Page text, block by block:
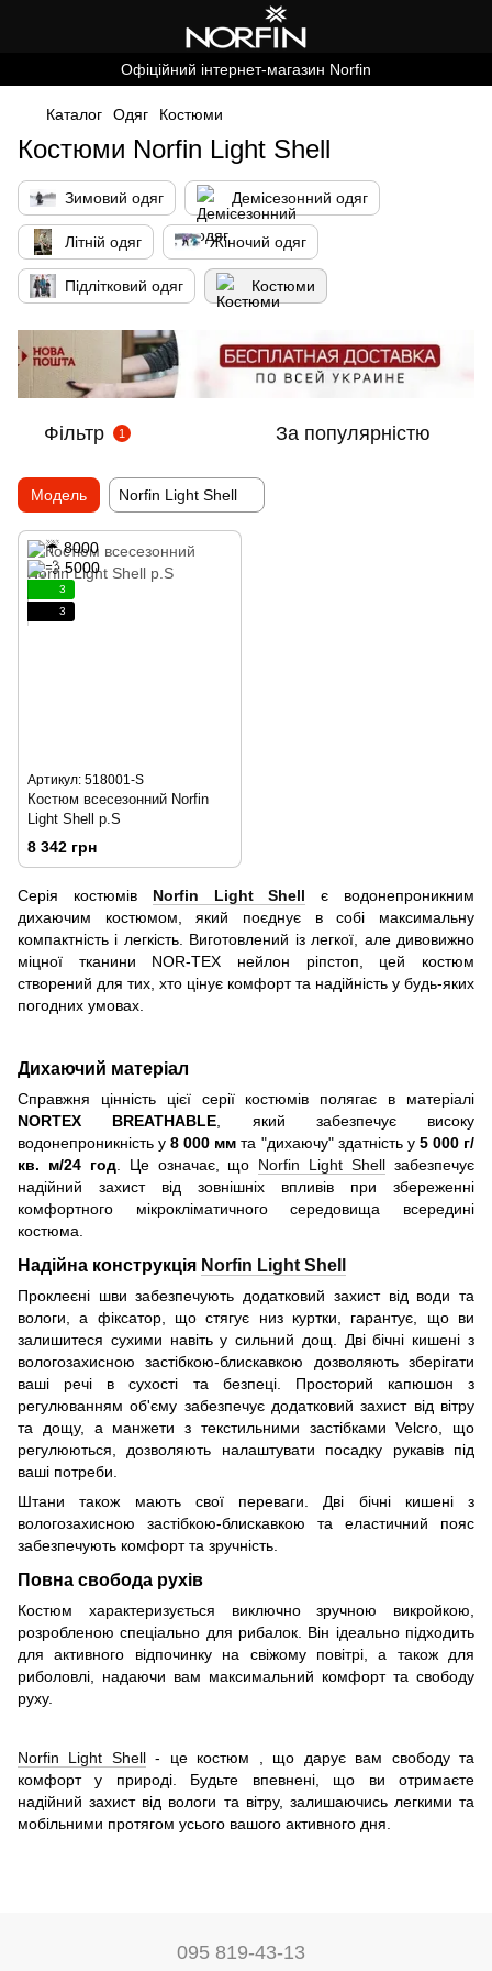
Офіційний інтернет-магазин Norfin
Каталог Одяг Костюми
Костюми Norfin Light Shell
Зимовий одяг Демісезонний одяг
Літній одяг Жіночий одяг
Підлітковий одяг Костюми
Фільтр 1 За популярністю
Модель Norfin Light Shell
3
3
Артикул: 518001-S
Костюм всесезонний Norfin
Light Shell р.S
8 342 грн
Серія костюмів Norfin Light Shell є водонепроникним
дихаючим костюмом, який поєднує в собі максимальну
компактність і легкість. Виготовлений із легкої, але дивовижно
міцної тканини NOR-TEX нейлон ріпстоп, цей костюм
створений для тих, хто цінує комфорт та надійність у будь-яких
погодних умовах.
Дихаючий матеріал
Справжня цінність цієї серії костюмів полягає в матеріалі
NORTEX BREATHABLE, який забезпечує високу
водонепроникність у8 000 мм та "дихаючу" здатність у5 000 г/
кв. м/24 год. Це означає, що Norfin Light Shell забезпечує
надійний захист від зовнішніх впливів при збереженні
комфортного мікрокліматичного середовища всередині
костюма.
Надійна конструкція Norfin Light Shell
Проклеєні шви забезпечують додатковий захист від води та
вологи, а фіксатор, що стягує низ куртки, гарантує, що ви
залишитеся сухими навіть у сильний дощ. Дві бічні кишені з
вологозахисною застібкою-блискавкою дозволяють зберігати
ваші речі в сухості та безпеці. Просторий капюшон з
регулюванням об'єму забезпечує додатковий захист від вітру
та дощу, а манжети з текстильними застібками Velcro, що
регулюються, дозволяють налаштувати посадку рукавів під
ваші потреби.
Штани також мають свої переваги. Дві бічні кишені з
вологозахисною застібкою-блискавкою та еластичний пояс
забезпечують комфорт та зручність.
Повна свобода рухів
Костюм характеризується виключно зручною викройкою,
розробленою спеціально для рибалок. Він ідеально підходить
для активного відпочинку на свіжому повітрі, а також для
риболовлі, надаючи вам максимальний комфорт та свободу
руху.
Norfin Light Shell- це костюм , що дарує вам свободу та
комфорт у природі. Будьте впевнені, що ви отримаєте
надійний захист від вологи та вітру, залишаючись легкими та
мобільними протягом усього вашого активного дня.
095 819-43-13